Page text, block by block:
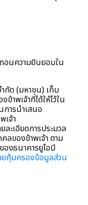
อนความยินยอมใน
ำกัด (มหาชน) เก็บ
าพเจ้าที่ได้ให้ไว้ใน
ารนำเสนอ
เจ้า
ละเอียดการประมวล
ของข้าพเจ้า ตาม
องธนาคารยูโอบี
ยคุ้มครองข้อมูลส่วน